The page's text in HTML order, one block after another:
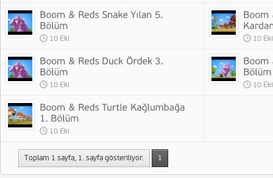
10 Eki 10 Eki
10 Eki 10 Eki
10 Eki
Toplam 1 sayfa, 1. sayfa gösteriliyor. 1